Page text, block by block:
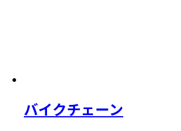
バイクチェーン